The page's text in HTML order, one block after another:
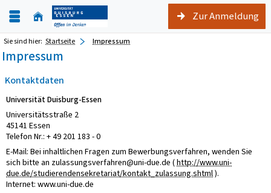
Zur Anmeldung
Sie sind hier: Startseite Impressum
Impressum
Kontaktdaten
Universität Duisburg-Essen
Universitätsstraße 2
45141 Essen
Telefon Nr.: + 49 201 183 - 0
E-Mail: Bei inhaltlichen Fragen zum Bewerbungsverfahren, wenden Sie
sich bitte an zulassungsverfahren@uni-due.de (http://www.uni-
due.de/studierendensekretariat/kontakt_zulassung.shtml).
Internet: www.uni-due.de